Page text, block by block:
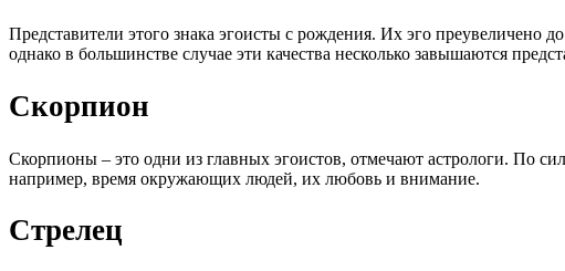
Представители этого знака эгоисты с рождения. Их эго преувеличено
однако в большинстве случае эти качества несколько завышаются
Скорпион
Скорпионы – это одни из главных эгоистов, отмечают астрологи. По
например, время окружающих людей, их любовь и внимание.
Стрелец